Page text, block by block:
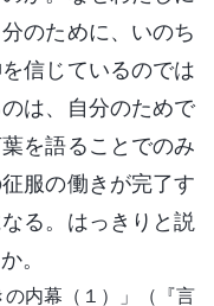
のために、いのち
信じているのでは
は、自分のためで
を語ることでのみ
服の働きが完了す
る。はっきりと説
。
の内幕（１）」（『言